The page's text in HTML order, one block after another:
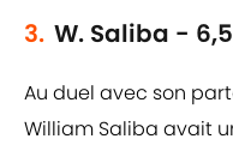
3. W. Saliba -
Au duel avec son
William Saliba avait